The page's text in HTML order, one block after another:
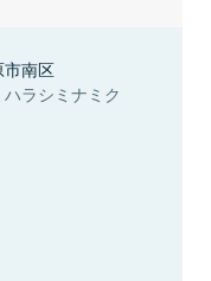
南区
ラシミナミク